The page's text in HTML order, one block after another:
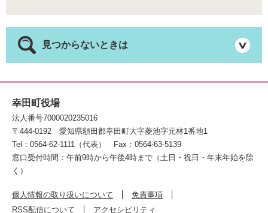
見つからないときは
幸田町役場
法人番号7000020235016
〒444-0192
愛知県額田郡幸田町大字菱池字元林1番地1
Tel：0564-62-1111（代表）
Fax：0564-63-5139
窓口受付時間：午前9時から午後4時まで（土日・祝日・年末年始を除
く）
個人情報の取り扱いについて
免責事項
RSS配信について
アクセシビリティ